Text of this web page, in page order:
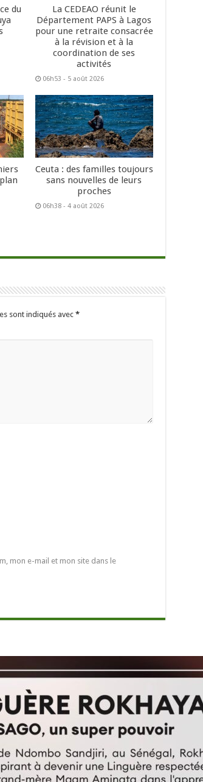
du
La CEDEAO réunit le
Département PAPS à Lagos
pour une retraite consacrée
à la révision et à la
coordination de ses
activités
06h53 - 5 août 2026
Ceuta : des familles toujours
sans nouvelles de leurs
proches
06h38 - 4 août 2026
sont indiqués avec *
mon e-mail et mon site dans le